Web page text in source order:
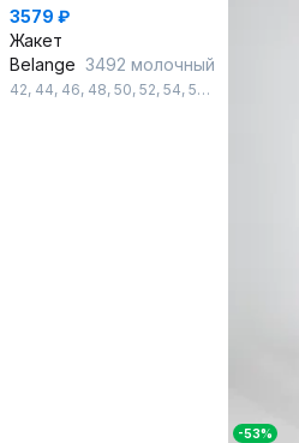
3579 ₽
Жакет
Belange 3492 молочный
42, 44, 46, 48, 50, 52, 54, 56 ,
-53%